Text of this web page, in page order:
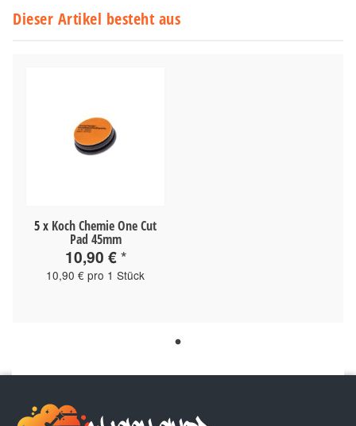
Dieser Artikel besteht aus
5x Koch Chemie One Cut
Pad 45mm
10,90 €*
10,90 € pro 1 Stück